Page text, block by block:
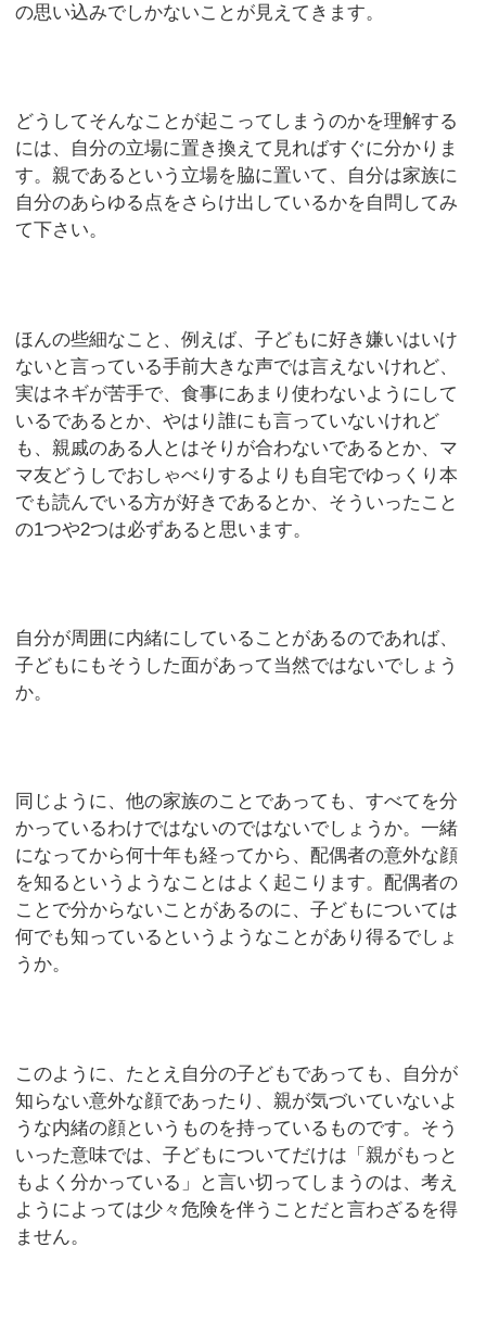
の思い込みでしかないことが見えてきます。
どうしてそんなことが起こってしまうのかを理解する
には、自分の立場に置き換えて見ればすぐに分かりま
す。親であるという立場を脇に置いて、自分は家族に
自分のあらゆる点をさらけ出しているかを自問してみ
て下さい。
ほんの些細なこと、例えば、子どもに好き嫌いはいけ
ないと言っている手前大きな声では言えないけれど、
実はネギが苦手で、食事にあまり使わないようにして
いるであるとか、やはり誰にも言っていないけれど
も、親戚のある人とはそりが合わないであるとか、マ
マ友どうしでおしゃべりするよりも自宅でゆっくり本
でも読んでいる方が好きであるとか、そういったこと
の1つや2つは必ずあると思います。
自分が周囲に内緒にしていることがあるのであれば、
子どもにもそうした面があって当然ではないでしょう
か。
同じように、他の家族のことであっても、すべてを分
かっているわけではないのではないでしょうか。一緒
になってから何十年も経ってから、配偶者の意外な顔
を知るというようなことはよく起こります。配偶者の
ことで分からないことがあるのに、子どもについては
何でも知っているというようなことがあり得るでしょ
うか。
このように、たとえ自分の子どもであっても、自分が
知らない意外な顔であったり、親が気づいていないよ
うな内緒の顔というものを持っているものです。そう
いった意味では、子どもについてだけは「親がもっと
もよく分かっている」と言い切ってしまうのは、考え
ようによっては少々危険を伴うことだと言わざるを得
ません。